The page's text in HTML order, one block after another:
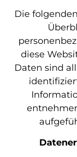
Die
diese
Daten sind